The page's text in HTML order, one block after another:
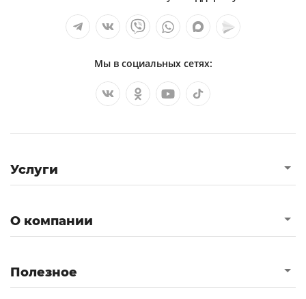
Мы в социальных сетях:
Услуги
О компании
Полезное